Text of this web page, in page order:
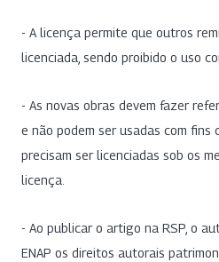
- A licença permite que outros
licenciada, sendo proibido o uso
- As novas obras devem fazer
e não podem ser usadas com fins
precisam ser licenciadas sob os
licença.
- Ao publicar o artigo na RSP, o
ENAP os direitos autorais